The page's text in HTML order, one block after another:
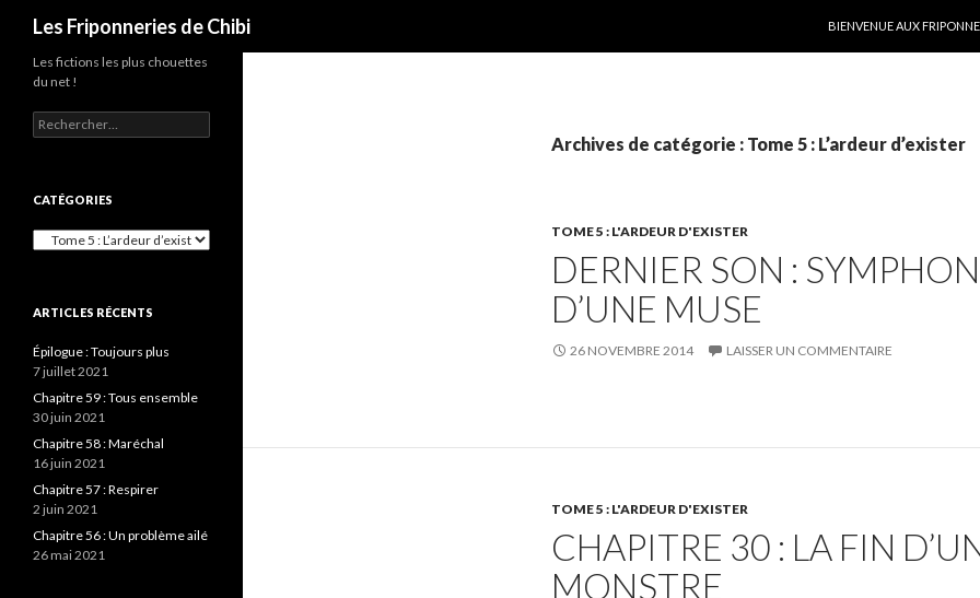
Les Friponneries de Chibi
BIENVENUE AUX
Archives de catégorie : Tome 5 : L’ardeur d’exister
TOME 5 : L'ARDEUR D'EXISTER
DERNIER SON :
D’UNE MUSE
26 NOVEMBRE 2014 LAISSER UN COMMENTAIRE
TOME 5 : L'ARDEUR D'EXISTER
CHAPITRE 30 : LA FIN
MONSTRE
Les fictions les plus chouettes
du net !
Rechercher :
CATÉGORIES
Catégories
ARTICLES RÉCENTS
Épilogue : Toujours plus
7 juillet 2021
Chapitre 59 : Tous ensemble
30 juin 2021
Chapitre 58 : Maréchal
16 juin 2021
Chapitre 57 : Respirer
2 juin 2021
Chapitre 56 : Un problème ailé
26 mai 2021